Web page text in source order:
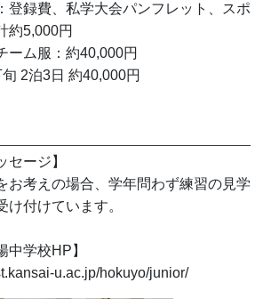
登録費、私学大会パンフレット、スポ
約5,000円
ーム服：約40,000円
旬 2泊3日 約40,000円
セージ】
お考えの場合、学年問わず練習の見学
け付けています。
中学校HP】
u.ac.jp/hokuyo/junior/